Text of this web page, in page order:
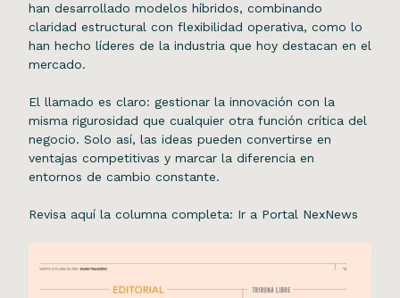
han desarrollado modelos híbridos, combinando
claridad estructural con flexibilidad operativa, como lo
han hecho líderes de la industria que hoy destacan en el
mercado.
El llamado es claro: gestionar la innovación con la
misma rigurosidad que cualquier otra función crítica del
negocio. Solo así, las ideas pueden convertirse en
ventajas competitivas y marcar la diferencia en
entornos de cambio constante.
Revisa aquí la columna completa: Ir a Portal NexNews